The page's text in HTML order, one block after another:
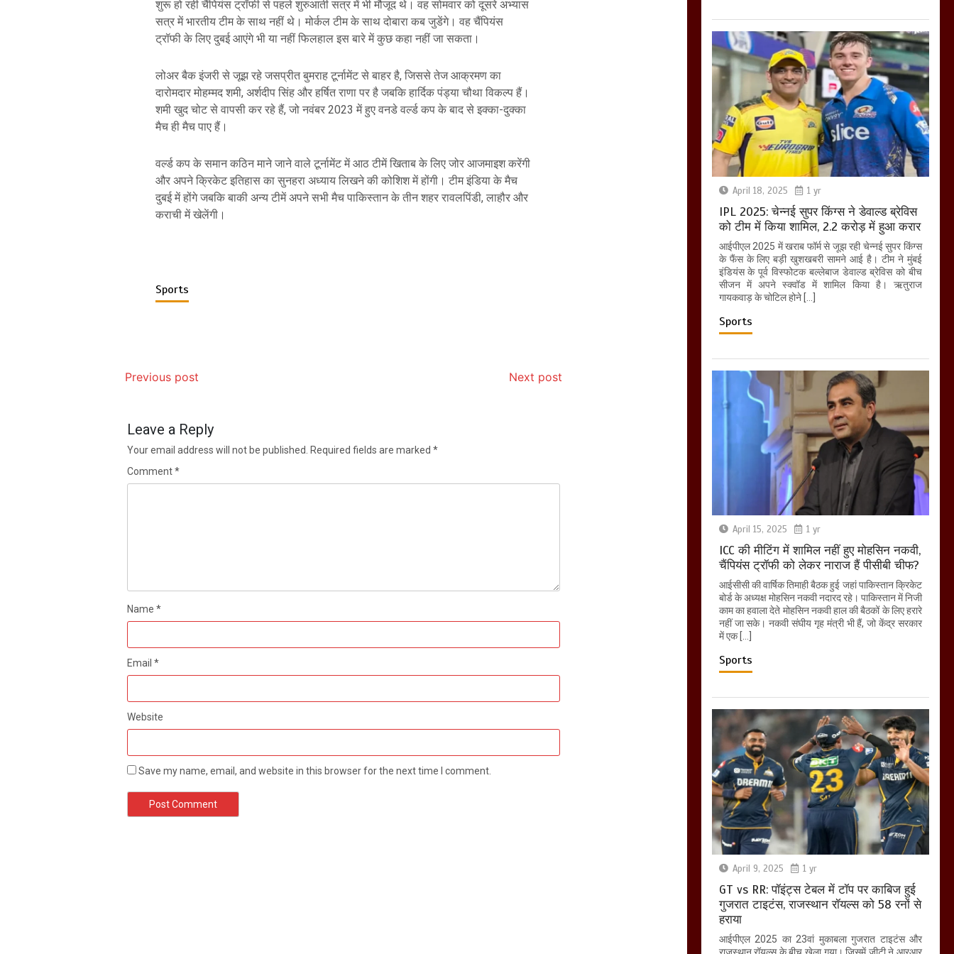
शुरू हो रही चैंपियंस ट्रॉफी से पहले शुरुआती सत्र में भी मौजूद थे। वह सोमवार को दूसरे अभ्यास
सत्र में भारतीय टीम के साथ नहीं थे। मोर्कल टीम के साथ दोबारा कब जुडेंगे। वह चैंपियंस
ट्रॉफी के लिए दुबई आएंगे भी या नहीं फिलहाल इस बारे में कुछ कहा नहीं जा सकता।
लोअर बैक इंजरी से जूझ रहे जसप्रीत बुमराह टूर्नामेंट से बाहर है, जिससे तेज आक्रमण का
दारोमदार मोहम्मद शमी, अर्शदीप सिंह और हर्षित राणा पर है जबकि हार्दिक पंड्या चौथा विकल्प हैं।
शमी खुद चोट से वापसी कर रहे हैं, जो नवंबर 2023 में हुए वनडे वर्ल्ड कप के बाद से इक्का-दुक्का
मैच ही मैच पाए हैं।
वर्ल्ड कप के समान कठिन माने जाने वाले टूर्नामेंट में आठ टीमें खिताब के लिए जोर आजमाइश करेंगी
और अपने क्रिकेट इतिहास का सुनहरा अध्याय लिखने की कोशिश में होंगी। टीम इंडिया के मैच
दुबई में होंगे जबकि बाकी अन्य टीमें अपने सभी मैच पाकिस्तान के तीन शहर रावलपिंडी, लाहौर और
कराची में खेलेंगी।
Sports
Previous post Next post
Leave a Reply
Your email address will not be published. Required fields are marked *
Comment*
Name *
Email *
Website
Save my name, email, and website in this browser for the next time I comment.
April 18, 2025 1 yr
IPL 2025: चेन्नई सुपर किंग्स ने डेवाल्ड ब्रेविस
को टीम में किया शामिल, 2.2 करोड़ में हुआ करार
आईपीएल 2025 में खराब फॉर्म से जूझ रही चेन्नई सुपर किंग्स
के फैंस के लिए बड़ी खुशखबरी सामने आई है। टीम ने मुंबई
इंडियंस के पूर्व विस्फोटक बल्लेबाज डेवाल्ड ब्रेविस को बीच
सीजन में अपने स्क्वॉड में शामिल किया है। ऋतुराज
गायकवाड़ के चोटिल होने […]
Sports
April 15, 2025 1 yr
ICC की मीटिंग में शामिल नहीं हुए मोहसिन नकवी,
चैंपियंस ट्रॉफी को लेकर नाराज हैं पीसीबी चीफ?
आईसीसी की वार्षिक तिमाही बैठक हुई जहां पाकिस्तान क्रिकेट
बोर्ड के अध्यक्ष मोहसिन नकवी नदारद रहे। पाकिस्तान में निजी
काम का हवाला देते मोहसिन नकवी हाल की बैठकों के लिए हरारे
नहीं जा सके। नकवी संघीय गृह मंत्री भी हैं, जो केंद्र सरकार
में एक […]
Sports
April 9, 2025 1 yr
GT vs RR: पॉइंट्स टेबल में टॉप पर काबिज हुई
गुजरात टाइटंस, राजस्थान रॉयल्स को 58 रनों से
हराया
आईपीएल 2025 का 23वां मुकाबला गुजरात टाइटंस और
राजस्थान रॉयल्स के बीच खेला गया। जिसमें जीटी ने आरआर